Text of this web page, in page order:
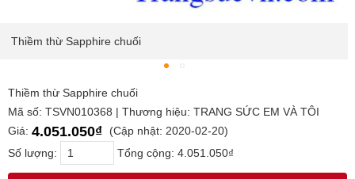
Thiềm thừ Sapphire chuối
Thiềm thừ Sapphire chuối
Mã số: TSVN010368 | Thương hiệu: TRANG SỨC EM VÀ TÔI
Giá: 4.051.050₫
(Cập nhật: 2020-02-20)
Số lượng:
Tổng cộng: 4.051.050₫